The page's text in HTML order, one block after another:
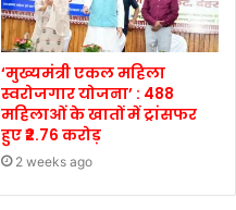
‘मुख्यमंत्री एकल महिला
स्वरोजगार योजना’ : 488
महिलाओं के खातों में ट्रांसफर
हुए ₹2.76 करोड़
2 weeks ago